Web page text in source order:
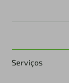
Serviços